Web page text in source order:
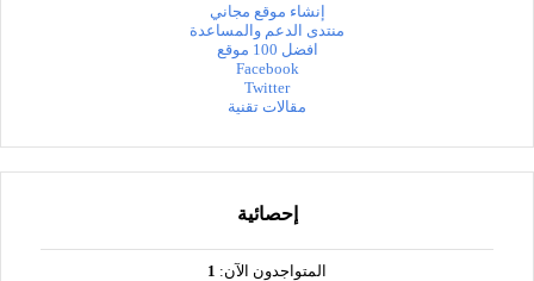
إنشاء موقع مجاني
منتدى الدعم والمساعدة
افضل 100 موقع
Facebook
Twitter
مقالات تقنية
إحصائية
المتواجدون الآن: 1